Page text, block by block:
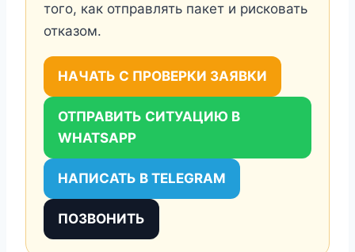
того, как отправлять пакет и рисковать
отказом.
НАЧАТЬ С ПРОВЕРКИ ЗАЯВКИ
ОТПРАВИТЬ СИТУАЦИЮ В
WHATSAPP
НАПИСАТЬ В TELEGRAM
ПОЗВОНИТЬ